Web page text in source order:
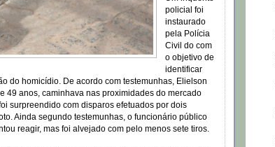
policial foi
instaurado
pela Polícia
Civil do com
o objetivo de
identificar
do homicídio. De acordo com testemunhas, Elielson
49 anos, caminhava nas proximidades do mercado
surpreendido com disparos efetuados por dois
Ainda segundo testemunhas, o funcionário público
reagir, mas foi alvejado com pelo menos sete tiros.